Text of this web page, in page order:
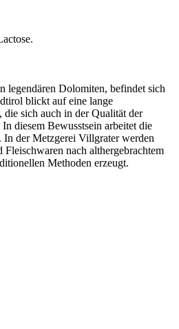
legendären Dolomiten, befindet sich
blickt auf eine lange
sich auch in der Qualität der
diesem Bewusstsein arbeitet die
der Metzgerei Villgrater werden
Fleischwaren nach althergebrachtem
Methoden erzeugt.